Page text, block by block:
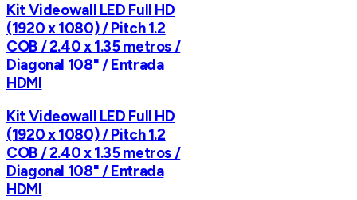
Kit Videowall LED Full HD
(1920 x 1080) / Pitch 1.2
COB / 2.40 x 1.35 metros /
Diagonal 108" / Entrada
HDMI
Kit Videowall LED Full HD
(1920 x 1080) / Pitch 1.2
COB / 2.40 x 1.35 metros /
Diagonal 108" / Entrada
HDMI